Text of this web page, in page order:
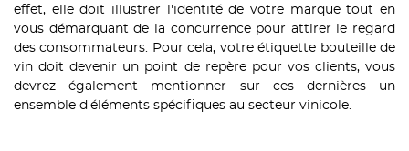
effet, elle doit illustrer l'identité de votre marque tout en
vous démarquant de la concurrence pour attirer le regard
des consommateurs. Pour cela, votre étiquette bouteille de
vin doit devenir un point de repère pour vos clients, vous
devrez également mentionner sur ces dernières un
ensemble d'éléments spécifiques au secteur vinicole.